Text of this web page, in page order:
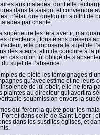
aux malades, dont elle
dans la saison, et conviendra
n’était que quelqu’un s’offrit de
par charité.
les fera avertir,
directeurs ; tous étans présens
elle proposera le sujet de
des sœurs, afin de conclure à la
cas qu’on fût obligé de
sujet de l’absence.
de piété les témoignages
qu’avec estime et ne leurs
de lui obéir, elle ne fera
plaintes au directeur qui avertira
soubmission envers la
qui feront la quête pour les
et dans celle de Saint-Léger ;
dans les susdites églises, et